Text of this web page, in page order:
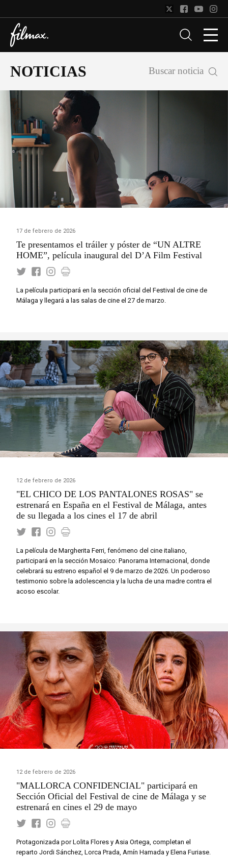
NOTICIAS Buscar noticia
17 de febrero de 2026
Te presentamos el tráiler y póster de “UN ALTRE
HOME”, película inaugural del D’A Film Festival
La película participará en la sección oficial del Festival de cine de
Málaga y llegará a las salas de cine el 27 de marzo.
12 de febrero de 2026
"EL CHICO DE LOS PANTALONES ROSAS" se
estrenará en España en el Festival de Málaga, antes
de su llegada a los cines el 17 de abril
La película de Margherita Ferri, fenómeno del cine italiano,
participará en la sección Mosaico: Panorama Internacional, donde
celebrará su estreno español el 9 de marzo de 2026. Un poderoso
testimonio sobre la adolescencia y la lucha de una madre contra el
acoso escolar.
12 de febrero de 2026
"MALLORCA CONFIDENCIAL" participará en
Sección Oficial del Festival de cine de Málaga y se
estrenará en cines el 29 de mayo
Protagonizada por Lolita Flores y Asia Ortega, completan el
reparto Jordi Sánchez, Lorca Prada, Amín Hamada y Elena Furiase.